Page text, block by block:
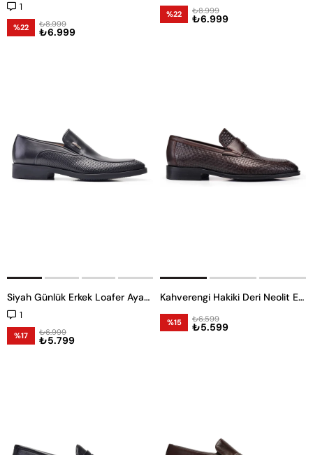
1
%22 ₺6.999
₺8.999
%22 ₺6.999
₺8.999
Siyah Günlük Erkek Loafer Ayakkabı
1
%17 ₺5.799
₺6.999
Kahverengi Hakiki Deri Neolit Erkek Loafer Ayakkabı
%15 ₺5.599
₺6.599